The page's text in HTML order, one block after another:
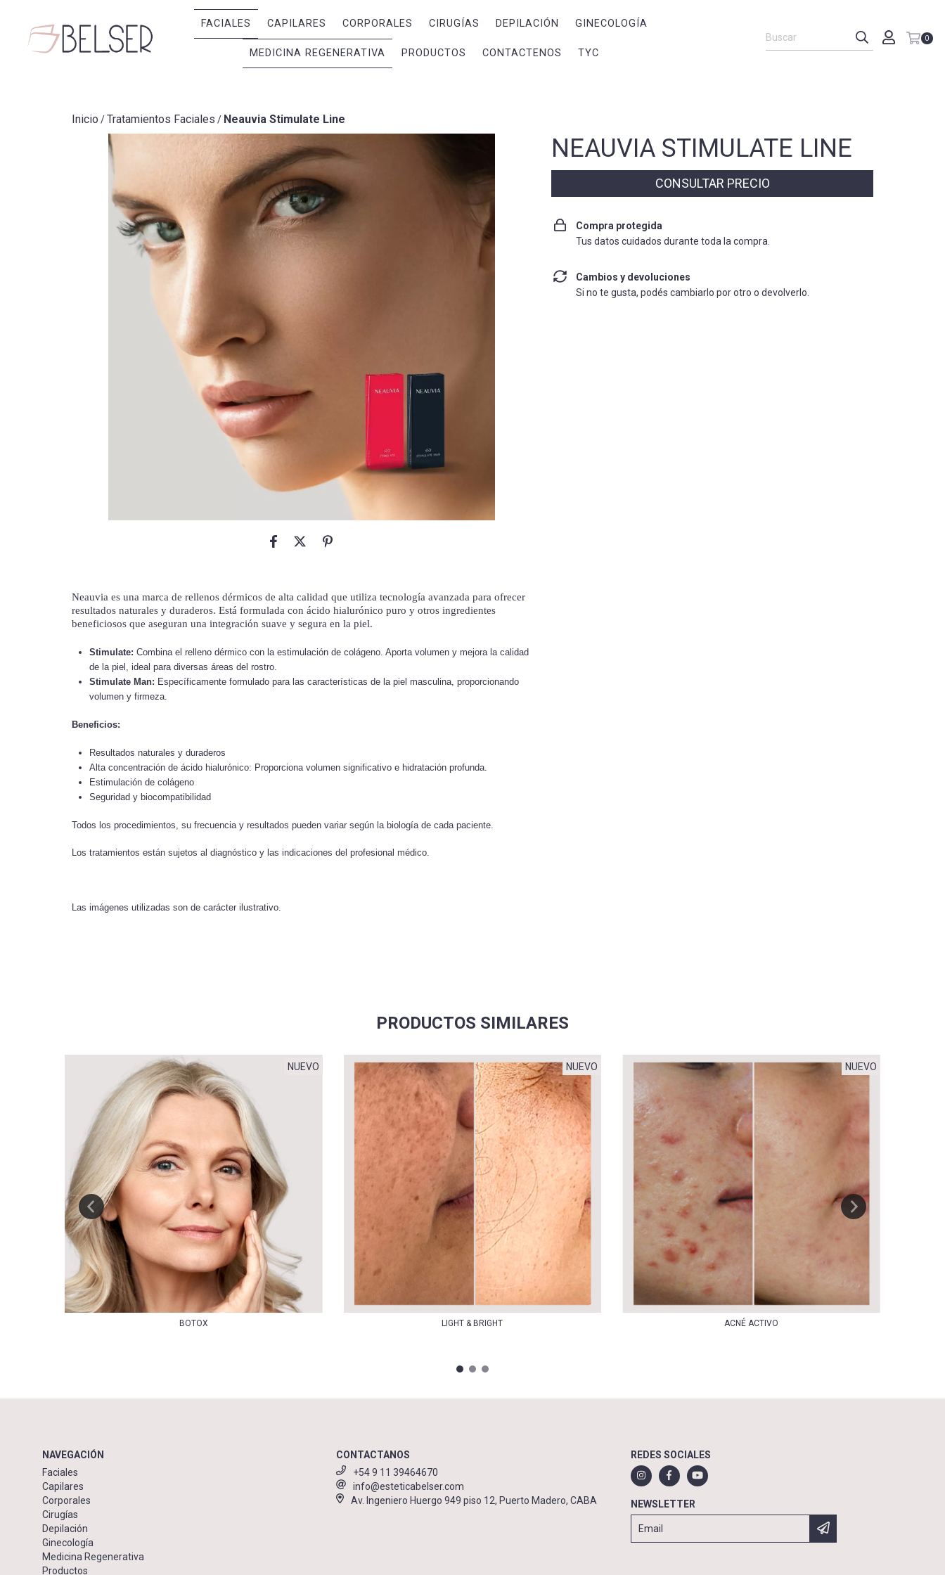
FACIALES CAPILARES CORPORALES CIRUGÍAS DEPILACIÓN GINECOLOGÍA
MEDICINA REGENERATIVA PRODUCTOS CONTACTENOS TYC
0
Inicio /Tratamientos Faciales / Neauvia Stimulate Line
Neauvia es una marca de rellenos dérmicos de alta calidad que utiliza tecnología avanzada para ofrecer
resultados naturales y duraderos. Está formulada con ácido hialurónico puro y otros ingredientes
beneficiosos que aseguran una integración suave y segura en la piel.
Stimulate: Combina el relleno dérmico con la estimulación de colágeno. Aporta volumen y mejora la calidad
de la piel, ideal para diversas áreas del rostro.
Stimulate Man: Específicamente formulado para las características de la piel masculina, proporcionando
volumen y firmeza.
Beneficios:
Resultados naturales y duraderos
Alta concentración de ácido hialurónico: Proporciona volumen significativo e hidratación profunda.
Estimulación de colágeno
Seguridad y biocompatibilidad
Todos los procedimientos, su frecuencia y resultados pueden variar según la biología de cada paciente.
Los tratamientos están sujetos al diagnóstico y las indicaciones del profesional médico.
Las imágenes utilizadas son de carácter ilustrativo.
NEAUVIA STIMULATE LINE
Compra protegida
Tus datos cuidados durante toda la compra.
Cambios y devoluciones
Si no te gusta, podés cambiarlo por otro o devolverlo.
PRODUCTOS SIMILARES
NUEVO
BOTOX
NUEVO
LIGHT & BRIGHT
NUEVO
ACNÉ ACTIVO
NAVEGACIÓN
Faciales
Capilares
Corporales
Cirugías
Depilación
Ginecología
Medicina Regenerativa
Productos
CONTACTANOS
+54 9 11 39464670
info@esteticabelser.com
Av. Ingeniero Huergo 949 piso 12, Puerto Madero, CABA
REDES SOCIALES
NEWSLETTER